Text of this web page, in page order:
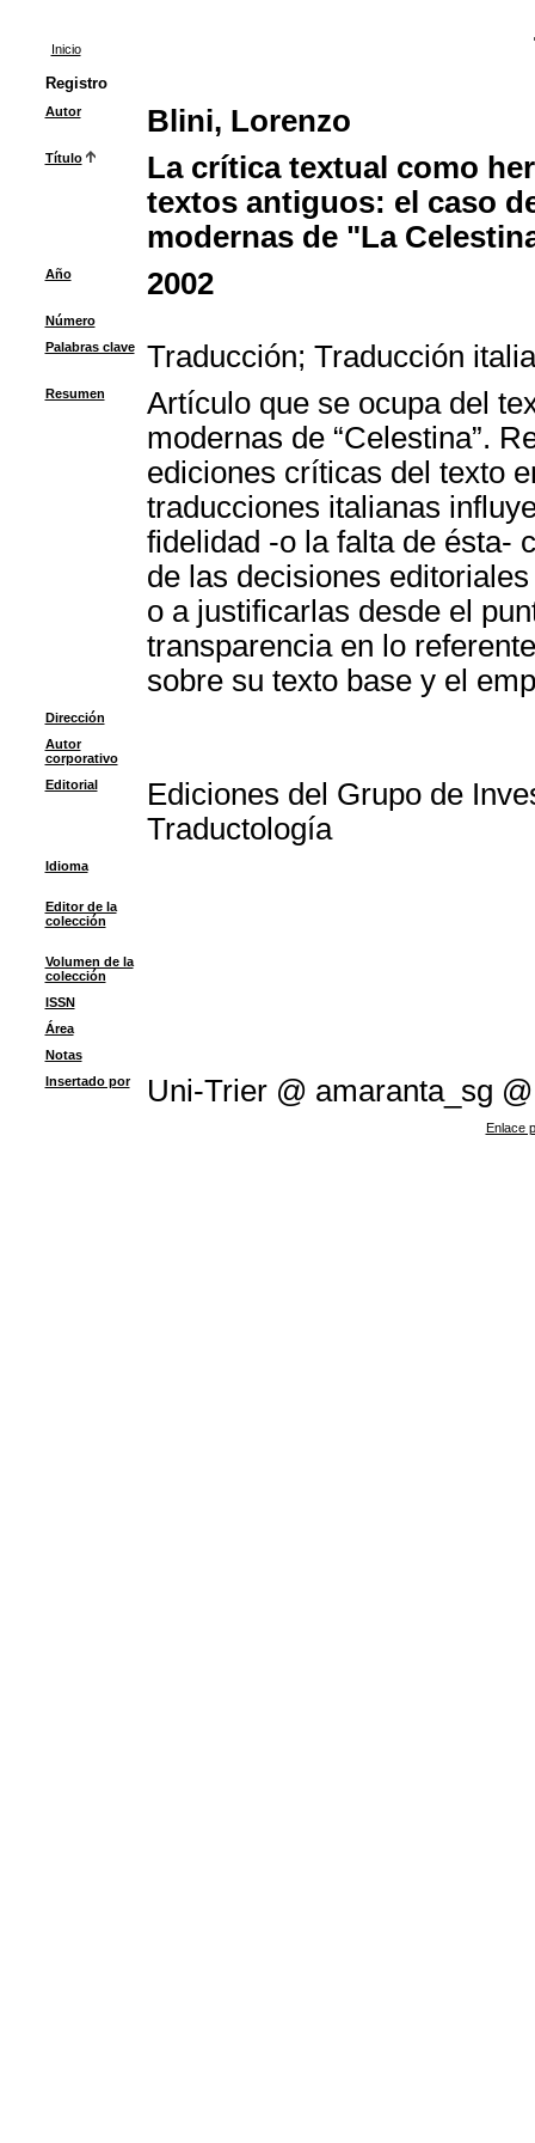
Inicio
Registro
Autor Blini, Lorenzo
Título
La crítica textual como
textos antiguos: el caso
modernas de "La
Año 2002
Número
Palabras clave
Traducción; Traducción
Resumen
Artículo que se ocupa del
modernas de “Celestina”.
ediciones críticas del texto
traducciones italianas
fidelidad -o la falta de ésta-
de las decisiones
o a justificarlas desde el
transparencia en lo
sobre su texto base y el
Dirección
Autor
corporativo
Editorial
Ediciones del Grupo de
Traductología
Idioma
Editor de la
colección
Volumen de la
colección
ISSN
Área
Notas
Insertado por
Uni-Trier @ amaranta_sg @
Enlace